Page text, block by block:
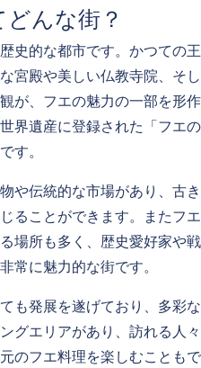
んな街？
史的な都市です。かつての王
宮殿や美しい仏教寺院、そし
が、フエの魅力の一部を形作
界遺産に登録された「フエの
す。
や伝統的な市場があり、古き
ることができます。またフエ
場所も多く、歴史愛好家や戦
常に魅力的な街です。
も発展を遂げており、多彩な
グエリアがあり、訪れる人々
のフエ料理を楽しむこともで